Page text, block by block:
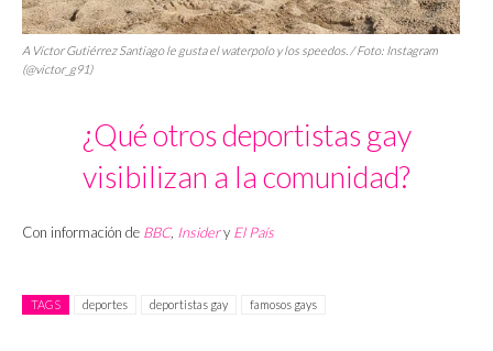
A Víctor Gutiérrez Santiago le gusta el waterpolo y los speedos. / Foto: Instagram
(@victor_g91)
¿Qué otros deportistas gay
visibilizan a la comunidad?
Con información de BBC, Insidery El País
TAGS deportes deportistas gay famosos gays